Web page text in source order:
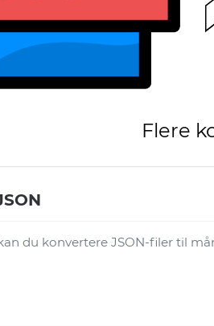
Flere
du konvertere JSON-filer til